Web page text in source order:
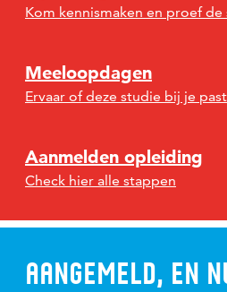
Kom kennismaken en proef de
Meeloopdagen
Ervaar of deze studie bij je past
Aanmelden opleiding
Check hier alle stappen
Aangemeld, en